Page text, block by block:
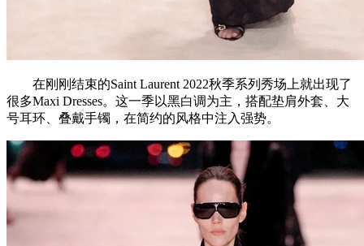
在刚刚结束的Saint Laurent 2022秋季系列秀场上就出现了
很多Maxi Dresses。这一季以黑白调为主，搭配垫肩外套、大
号耳环、叠戴手镯，在简约的风格中注入强势。